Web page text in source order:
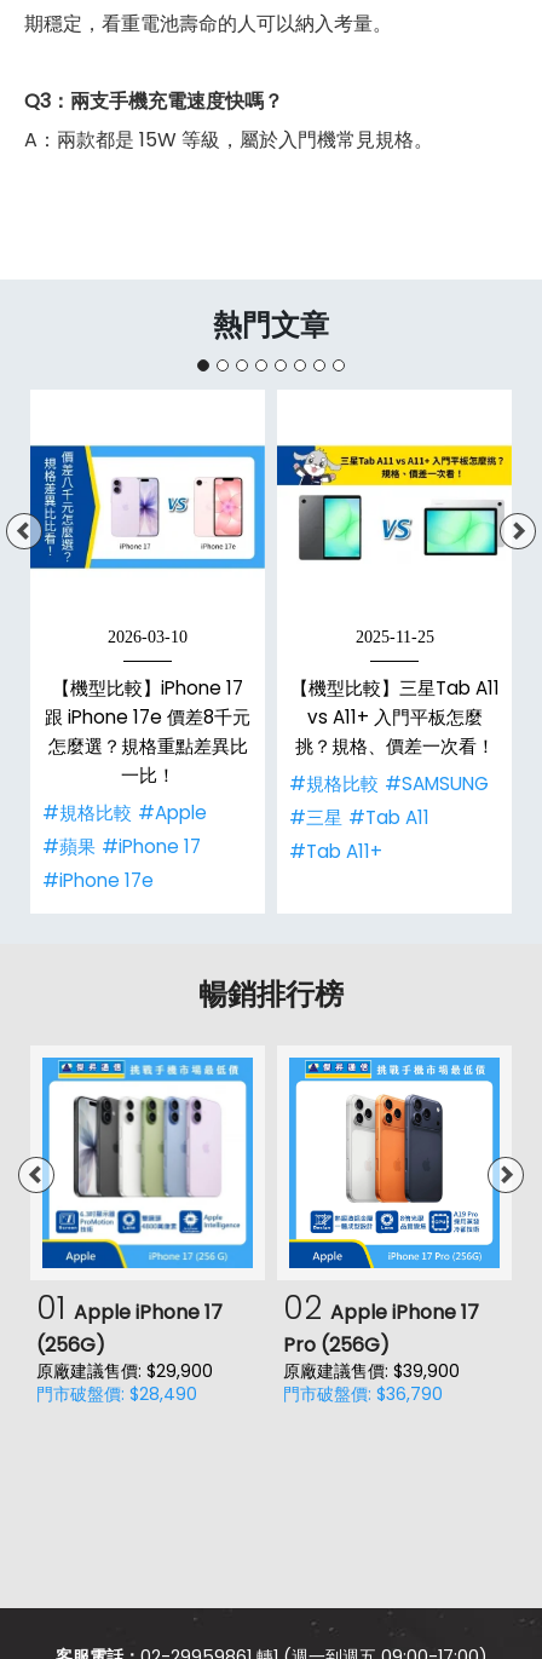
期穩定，看重電池壽命的人可以納入考量。
Q3：兩支手機充電速度快嗎？
A：兩款都是 15W 等級，屬於入門機常見規格。
熱門文章
2026-03-10
【機型比較】iPhone 17
跟 iPhone 17e 價差8千元
怎麼選？規格重點差異比
一比！
#規格比較 #Apple
#蘋果 #iPhone 17
#iPhone 17e
2025-11-25
【機型比較】三星Tab A11
vs A11+ 入門平板怎麼
挑？規格、價差一次看！
#規格比較 #SAMSUNG
#三星 #Tab A11
#Tab A11+
暢銷排行榜
01 Apple iPhone 17
(256G)
原廠建議售價: $29,900
門市破盤價: $28,490
02 Apple iPhone 17
Pro (256G)
原廠建議售價: $39,900
門市破盤價: $36,790